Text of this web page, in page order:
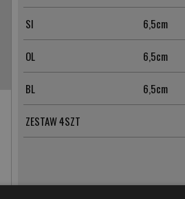
SI 6,5cm
OL 6,5cm
BL 6,5cm
ZESTAW 4SZT